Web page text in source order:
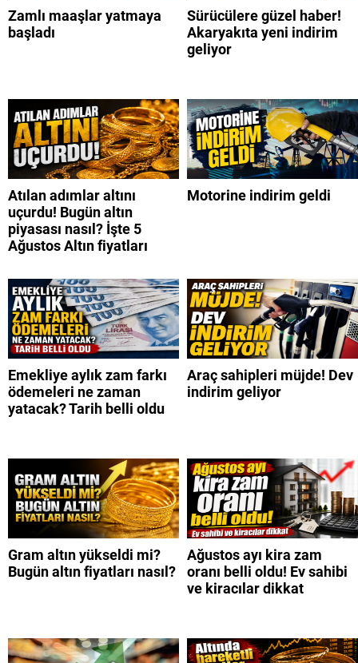
Zamlı maaşlar yatmaya
başladı
Sürücülere güzel haber!
Akaryakıta yeni indirim
geliyor
Atılan adımlar altını
uçurdu! Bugün altın
piyasası nasıl? İşte 5
Ağustos Altın fiyatları
Motorine indirim geldi
Emekliye aylık zam farkı
ödemeleri ne zaman
yatacak? Tarih belli oldu
Araç sahipleri müjde! Dev
indirim geliyor
Gram altın yükseldi mi?
Bugün altın fiyatları nasıl?
Ağustos ayı kira zam
oranı belli oldu! Ev sahibi
ve kiracılar dikkat